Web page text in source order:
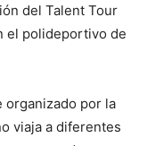
del Talent Tour
el polideportivo de
organizado por la
viaja a diferentes